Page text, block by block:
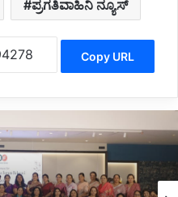
ಪ್ರಗತಿವಾಹಿನಿ ನ್ಯೂಸ್
Copy URL